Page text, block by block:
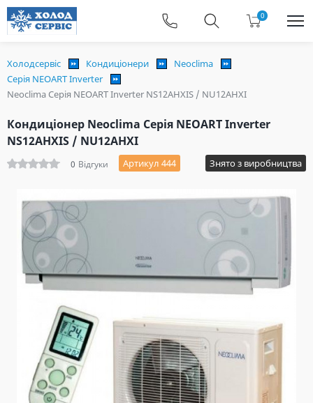
0
Холодсервіс Кондиціонери
Neoclima
Серія NEOART Inverter
Neoclima Серія NEOART Inverter NS12AHXIS / NU12AHXI
Кондиціонер Neoclima Серія NEOART Inverter
NS12AHXIS / NU12AHXI
0 Відгуки Артикул 444 Знято з виробництва